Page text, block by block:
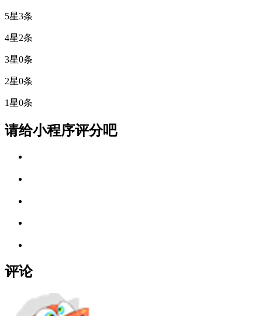
5星3条
4星2条
3星0条
2星0条
1星0条
请给小程序评分吧
评论